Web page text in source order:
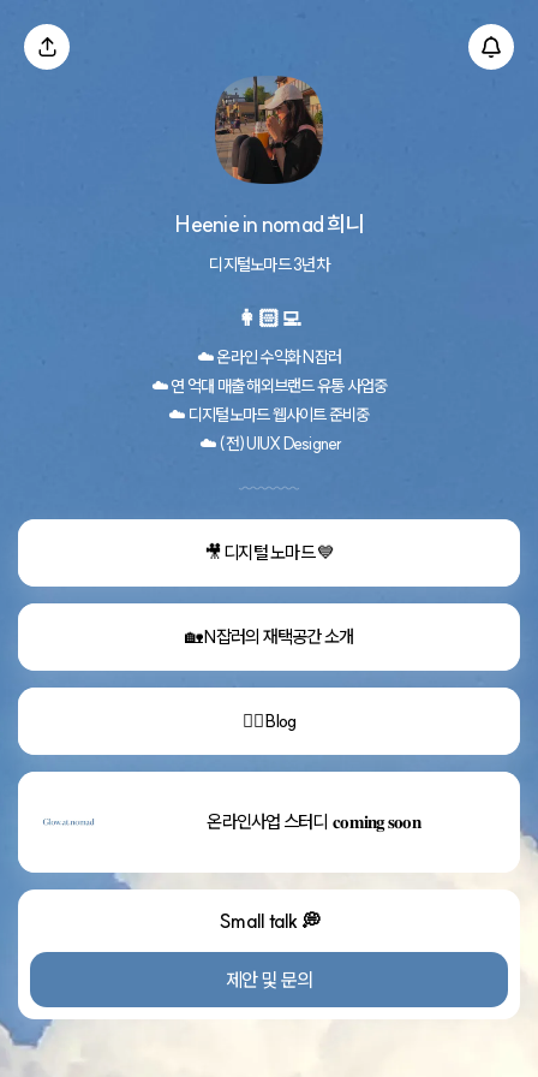
Heenie in nomad 희니
디지털노마드 3년차
👩🏻‍💻
☁️ 온라인 수익화 N잡러
☁️ 연 억대 매출 해외브랜드 유통 사업중
☁️ 디지털노마드 웹사이트 준비중
☁️ (전) UIUX Designer
🎥 디지털 노마드 💙
🏡 N잡러의 재택공간 소개
✍🏻 Blog
온라인사업 스터디  𝐜𝐨𝐦𝐢𝐧𝐠 𝐬𝐨𝐨𝐧
Small talk 💭
제안 및 문의